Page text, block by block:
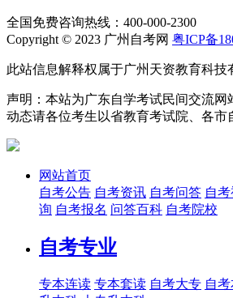
全国免费咨询热线：400-000-2300
Copyright © 2023 广州自考网 粤ICP备
此站信息解释权属于广州天资教育科技
声明：本站为广东自学考试民间交流网
动态请各位考生以省教育考试院、各市
网站首页
自考公告 自考资讯 自考问答 自
询 自考报名 问答百科 自考院校
自考专业
专本连读 专本套读 自考大专 自